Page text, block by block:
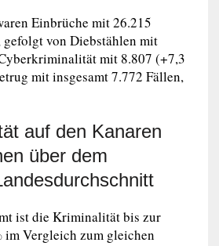
Einbrüche mit 26.215
von Diebstählen mit
mit 8.807 (+7,3
mit insgesamt 7.772 Fällen,
auf den Kanaren
über dem
ist die Kriminalität bis zur
im Vergleich zum gleichen